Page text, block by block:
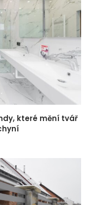
které mění tvář